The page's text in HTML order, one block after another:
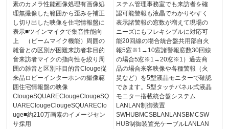
素のカメラ性能画像処理有画像処
理無撮像した範囲から歪みを補正
し切り出した映像を住宅情報盤に
表示■ツインマイクで集音性能向
上 （ビームマイク機能）周囲の
雑音との区別が困難来訪者非目的
音来訪者マイクの指向性を絞り周
囲の雑音と区別非目的音Clouge従
来品ロビーインターホンの撮像範
囲住宅情報盤の映像
ClougeSQUAREClougeClougeSQ
UAREClougeClougeSQUAREClo
uge■約210万画素のイメージセン
サ採用
ステム管理事務室でも来訪者を確
認可能警報も液晶でわかりやすく
表示諸警報の窓数が増えて現場の
ニーズにもフレキシブルに対応可
能20回線の場合統合盤共用部自火
報5窓※1→10窓諸警報窓数30回線
の場合5窓※1→20窓※1）過去商
品の場合来客映像や各種警報（火
災など）を5型液晶モニターで確認
できます。5型タッチパネル式液晶
モニター搭載統合盤システム
LANLAN制御装置
SWHUBMCSBLANLANSBMCSW
HUB制御装置光ケーブルLANLAN